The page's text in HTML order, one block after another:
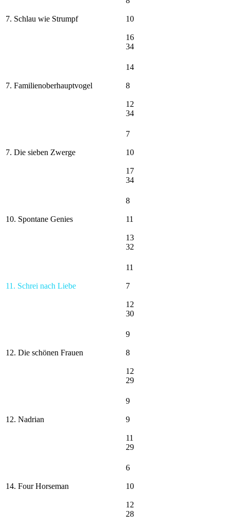
7. Schlau wie Strumpf 10
16
34
7. Familienoberhauptvogel
14
8
12
34
7. Die sieben Zwerge
7
10
17
34
10. Spontane Genies
8
11
13
32
11. Schrei nach Liebe
11
7
12
30
12. Die schönen Frauen
9
8
12
29
12. Nadrian
9
9
11
29
14. Four Horseman
6
10
12
28